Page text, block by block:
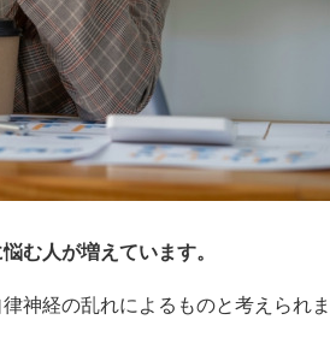
む人が増えています。
神経の乱れによるものと考えられま